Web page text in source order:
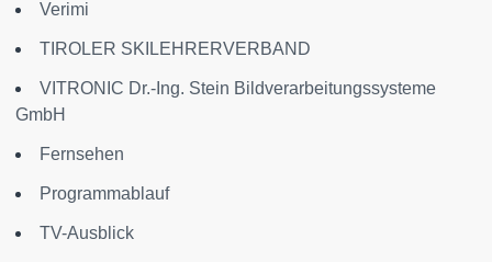
Verimi
TIROLER SKILEHRERVERBAND
VITRONIC Dr.-Ing. Stein Bildverarbeitungssysteme
GmbH
Fernsehen
Programmablauf
TV-Ausblick